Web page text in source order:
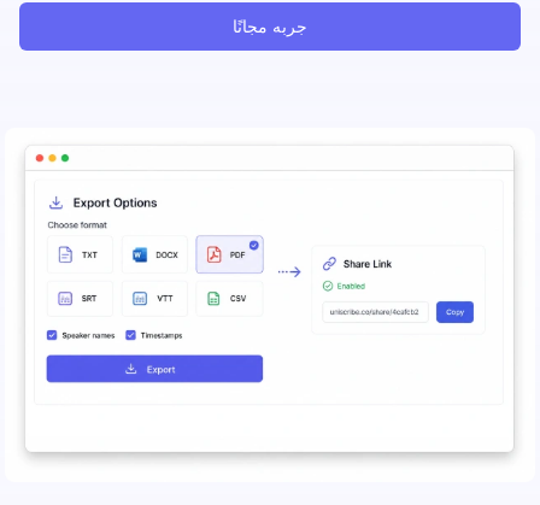
جربه مجانًا